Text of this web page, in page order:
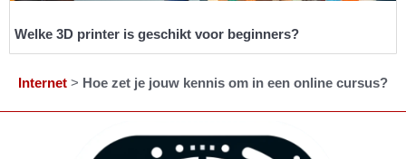
Welke 3D printer is geschikt voor beginners?
Internet > Hoe zet je jouw kennis om in een online cursus?